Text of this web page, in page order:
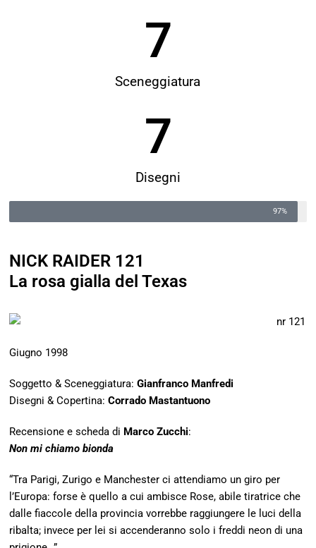
Sceneggiatura
7
Disegni
7
97%
NICK RAIDER 121
La rosa gialla del Texas
Giugno 1998
Soggetto & Sceneggiatura:Gianfranco Manfredi
Disegni & Copertina:Corrado Mastantuono
Recensione e scheda di Marco Zucchi:
Non mi chiamo bionda
“Tra Parigi, Zurigo e Manchester ci attendiamo un giro per
l’Europa: forse è quello a cui ambisce Rose, abile tiratrice che
dalle fiaccole della provincia vorrebbe raggiungere le luci della
ribalta; invece per lei si accenderanno solo i freddi neon di una